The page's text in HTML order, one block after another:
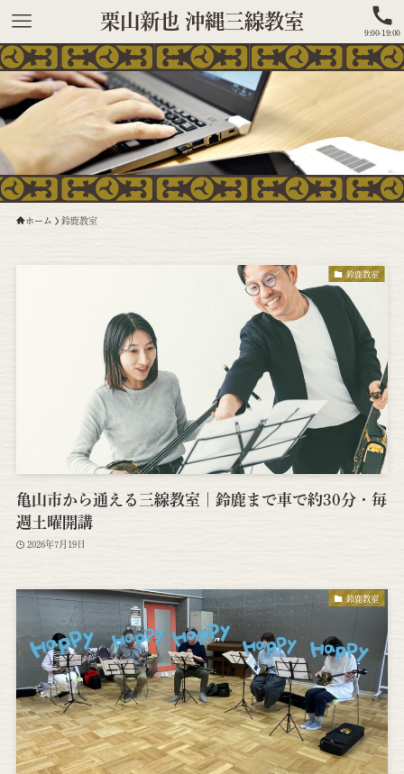
栗山新也 沖縄三線教室
9:00-19:00
ホーム 鈴鹿教室
鈴鹿教室
亀山市から通える三線教室｜鈴鹿まで車で約30分・毎
週土曜開講
2026年7月19日
鈴鹿教室